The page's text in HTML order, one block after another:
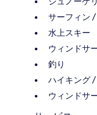
サーフィン
水上スキー
ウィンドサ
釣り
ハイキング
ウィンドサ